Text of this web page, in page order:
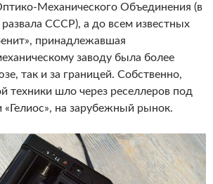
Механического Объединения (в
СССР), а до всем известных
принадлежавшая
заводу была более
так и за границей. Собственно,
техники шло через реселлеров под
«Гелиос», на зарубежный рынок.